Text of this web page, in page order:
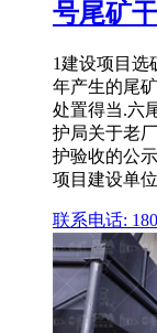
号尾矿
1建设项目选
年产生的尾
处置得当.六
护局关于老
护验收的公
项目建设单
联系电话: